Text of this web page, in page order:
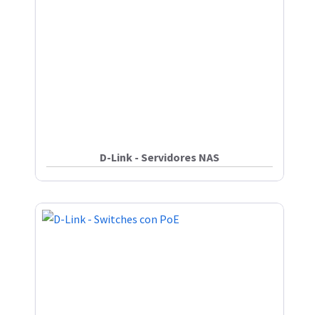
D-Link - Servidores NAS